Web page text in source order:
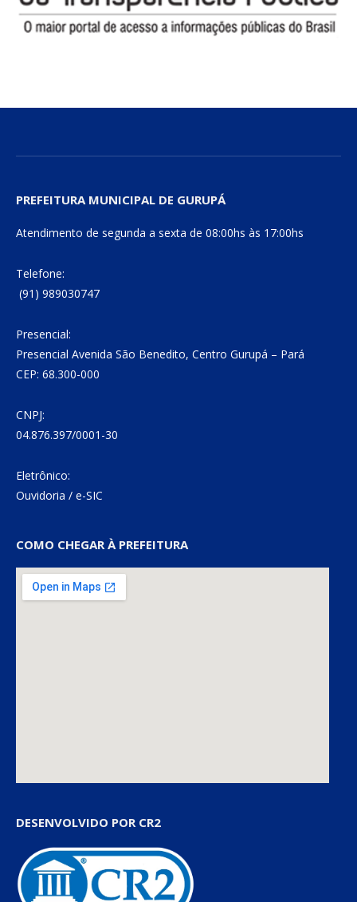
PREFEITURA MUNICIPAL DE GURUPÁ
Atendimento de segunda a sexta de 08:00hs às 17:00hs
Telefone:
(91) 989030747
Presencial:
Presencial Avenida São Benedito, Centro Gurupá – Pará
CEP: 68.300-000
CNPJ:
04.876.397/0001-30
Eletrônico:
Ouvidoria / e-SIC
COMO CHEGAR À PREFEITURA
DESENVOLVIDO POR CR2